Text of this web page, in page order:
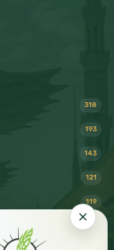
318
193
143
121
119
116